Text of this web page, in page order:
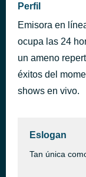
In a
Skid Row
Heaven
Warrant
Perfil
Emisora en
ocupa las 24
un ameno
éxitos del
shows en vivo.
Eslogan
Tan única